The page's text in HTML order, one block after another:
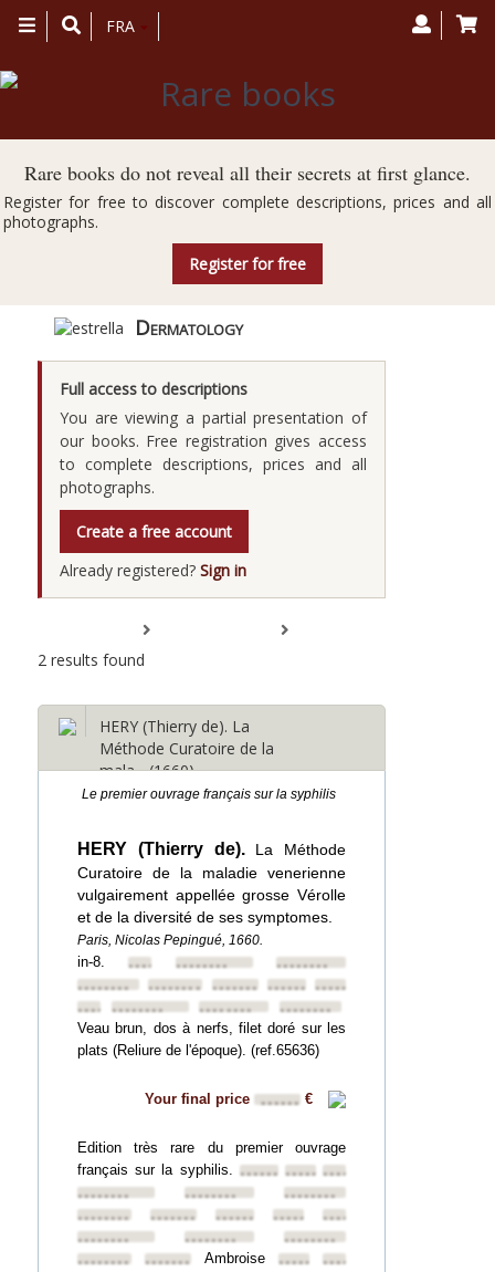
Toggle
navigation
FRA
Rare books do not reveal all their secrets at first glance.
Register for free to discover complete descriptions, prices and all
photographs.
Register for free
Dermatology
Full access to descriptions
You are viewing a partial presentation of
our books. Free registration gives access
to complete descriptions, prices and all
photographs.
Create a free account
Already registered? Sign in
2 results found
HERY (Thierry de). La
Méthode Curatoire de la
mala... (1660)
Le premier ouvrage français sur la syphilis
HERY (Thierry de). La Méthode
Curatoire de la maladie venerienne
vulgairement appellée grosse Vérolle
et de la diversité de ses symptomes.
Paris, Nicolas Pepingué, 1660.
in-8.••••••••••••••••
••••••••
••••••••
•••••••• •••••••• ••••••••••••••••
•••••••••••••••• ••••••••
••••••••
Veau brun, dos à nerfs, filet doré sur les
plats (Reliure de l'époque). (ref.65636)
Your final price •••••• €
Edition très rare du premier ouvrage
français sur la syphilis. ••••••••••••••••••••••••
••••••••
••••••••
••••••••
••••••••
•••••••• •••••••• ••••••••••••••••
••••••••
••••••••
••••••••
••••••••
•••••••• Ambroise ••••••••••••••••